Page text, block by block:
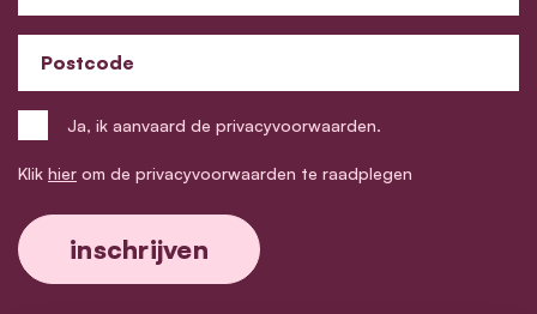
Postcode
Ja, ik aanvaard de privacyvoorwaarden.
Klik hier om de privacyvoorwaarden te raadplegen